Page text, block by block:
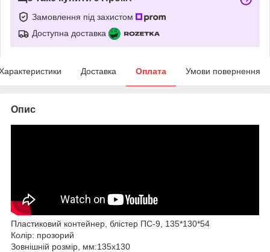
Замовлення під захистом
Доступна доставка
Доставка Оплата Умови повернення
Опис
Пластиковий контейнер, блістер ПС-9, 135*130*54
Колір: прозорий
Зовнішній розмір, мм:135х130